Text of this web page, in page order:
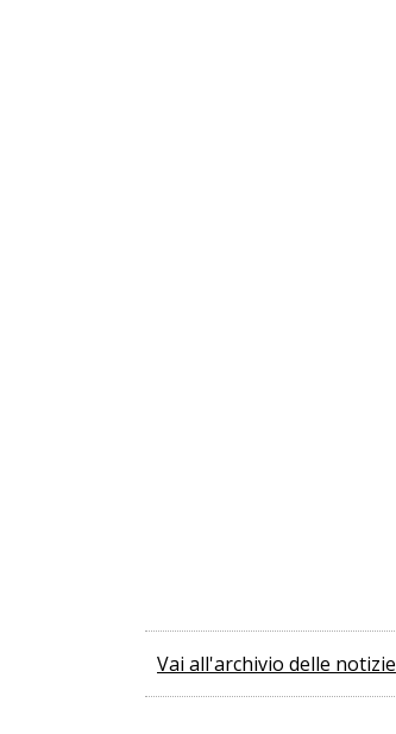
Vai all'archivio delle notizie